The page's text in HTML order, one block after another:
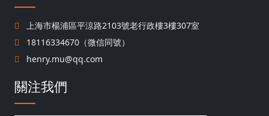
上海市楊浦區平涼路2103號老行政樓3樓307室
18116334670（微信同號）
henry.mu@qq.com
關注我們